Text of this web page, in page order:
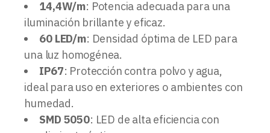
14,4W/m: Potencia adecuada para una
iluminación brillante y eficaz.
60 LED/m: Densidad óptima de LED para
una luz homogénea.
IP67: Protección contra polvo y agua,
ideal para uso en exteriores o ambientes con
humedad.
SMD 5050: LED de alta eficiencia con